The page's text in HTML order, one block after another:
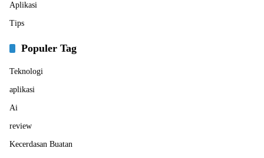
Aplikasi
Tips
Populer Tag
Teknologi
aplikasi
Ai
review
Kecerdasan Buatan